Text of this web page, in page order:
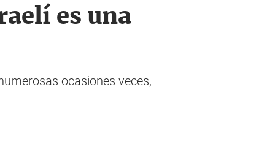
es una
ocasiones veces,